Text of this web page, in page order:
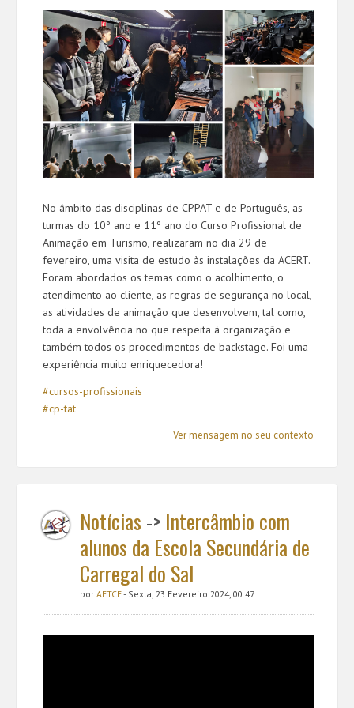
No âmbito das disciplinas de CPPAT e de Português, as
turmas do 10º ano e 11º ano do Curso Profissional de
Animação em Turismo, realizaram no dia 29 de
fevereiro, uma visita de estudo às instalações da ACERT.
Foram abordados os temas como o acolhimento, o
atendimento ao cliente, as regras de segurança no local,
as atividades de animação que desenvolvem, tal como,
toda a envolvência no que respeita à organização e
também todos os procedimentos de backstage. Foi uma
experiência muito enriquecedora!
#cursos-profissionais
#cp-tat
Ver mensagem no seu contexto
Notícias -> Intercâmbio com
alunos da Escola Secundária de
Carregal do Sal
por AETCF- Sexta, 23 Fevereiro 2024, 00:47